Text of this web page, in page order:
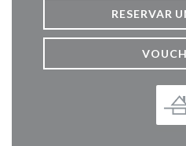
RESERVAR